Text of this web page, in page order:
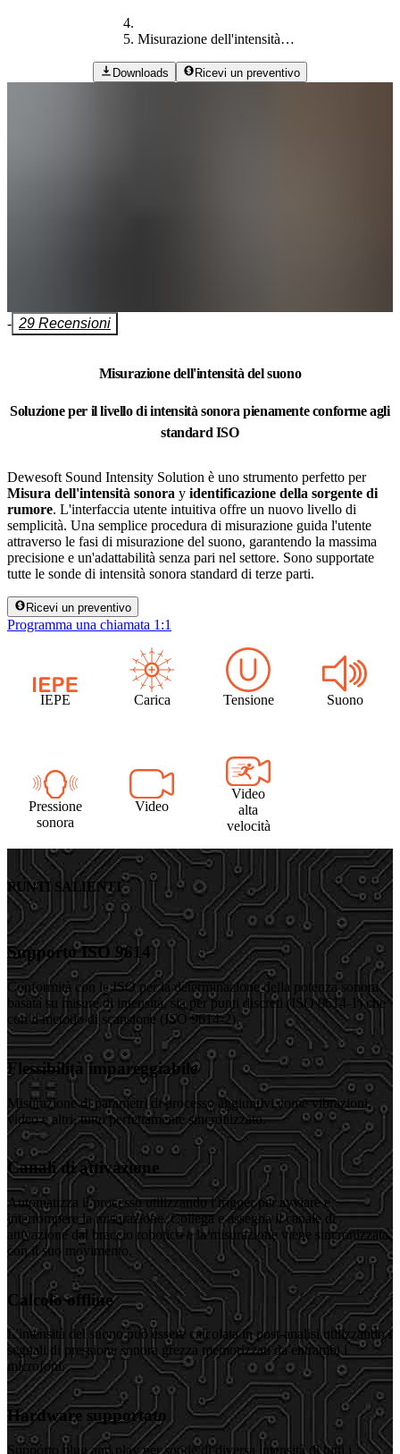
Misurazione dell'intensità del suono
Downloads Ricevi un preventivo
- 29 Recensioni
Misurazione dell'intensità del suono
Soluzione per il livello di intensità sonora pienamente conforme agli
standard ISO
Dewesoft Sound Intensity Solution è uno strumento perfetto per
Misura dell'intensità sonora y identificazione della sorgente di
rumore. L'interfaccia utente intuitiva offre un nuovo livello di
semplicità. Una semplice procedura di misurazione guida l'utente
attraverso le fasi di misurazione del suono, garantendo la massima
precisione e un'adattabilità senza pari nel settore. Sono supportate
tutte le sonde di intensità sonora standard di terze parti.
Ricevi un preventivo
Programma una chiamata 1:1
IEPE Carica Tensione Suono
Pressione
sonora
Video
Video
alta
velocità
PUNTI SALIENTI
Supporto ISO 9614
Conformità con le ISO per la determinazione della potenza sonora
basata su misure di intensità, sia per punti discreti (ISO 9614-1) che
con il metodo di scansione (ISO 9614-2).
Flessibilità impareggiabile
Misurazione di parametri di processo aggiuntivi come vibrazioni,
video e altri, tutto perfettamente sincronizzato.
Canali di attivazione
Automatizza il processo utilizzando i trigger per avviare e
interrompere la misurazione. Collega e assegna il canale di
attivazione dal braccio robotico e la misurazione viene sincronizzata
con il suo movimento.
Calcolo offline
L'intensità del suono può essere calcolata in post-analisi utilizzando i
segnali di pressione sonora grezza memorizzati da entrambi i
microfoni.
Hardware supportato
Supporto plug and play per sonde di diversa intensità di tutti i